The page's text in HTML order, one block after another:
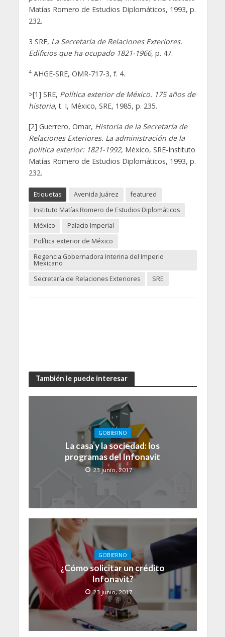
Matías Romero de Estudios Diplomáticos, 1993, p.
232.
3 SRE, La Secretaría de Relaciones Exteriores.
Edificios que ha ocupado 1821-1966, p. 47.
4AHGE-SRE, OMR-717-3, f. 4.
>[1] SRE, Política exterior de México. 175 años de
historia, t. I, México, SRE, 1985, p. 235.
[2] Guerrero, Omar, Historia de la Secretaría de
Relaciones Exteriores. La administración de la
política exterior: 1821-1992, México, SRE-Instituto
Matías Romero de Estudios Diplomáticos, 1993, p.
232.
Etiquetas Avenida Juárez
featured
Instituto Matías Romero de Estudios Diplomáticos
México
Palacio Imperial
Política exterior de México
Regencia Gobernadora Interina del Imperio
Mexicano
Secretaría de Relaciones Exteriores
SRE
También le puede interesar
GOBIERNO
La casa y la sociedad: los
programas del Infonavit
23 junio, 2017
GOBIERNO
¿Cómo solicitar un crédito
Infonavit?
23 junio, 2017